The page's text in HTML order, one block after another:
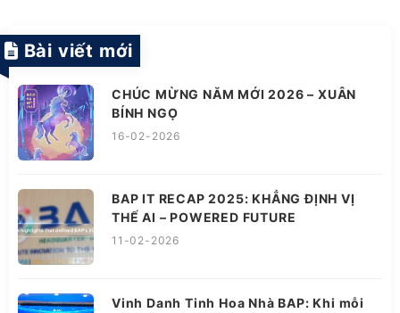
Bài viết mới
CHÚC MỪNG NĂM MỚI 2026 – XUÂN
BÍNH NGỌ
16-02-2026
BAP IT RECAP 2025: KHẲNG ĐỊNH VỊ
THẾ AI – POWERED FUTURE
11-02-2026
Vinh Danh Tinh Hoa Nhà BAP: Khi mỗi